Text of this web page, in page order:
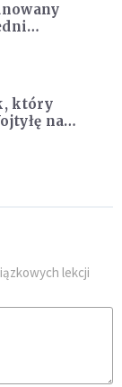
który
na
II nazywał
lekcji